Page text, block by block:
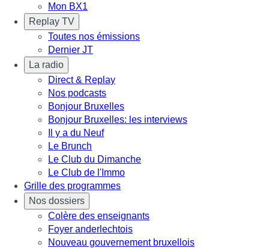
Mon BX1
Replay TV
Toutes nos émissions
Dernier JT
La radio
Direct & Replay
Nos podcasts
Bonjour Bruxelles
Bonjour Bruxelles: les interviews
Il y a du Neuf
Le Brunch
Le Club du Dimanche
Le Club de l'Immo
Grille des programmes
Nos dossiers
Colère des enseignants
Foyer anderlechtois
Nouveau gouvernement bruxellois